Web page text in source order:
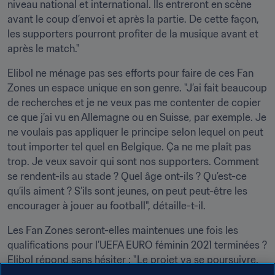
niveau national et international. Ils entreront en scène
avant le coup d’envoi et après la partie. De cette façon,
les supporters pourront profiter de la musique avant et
après le match."
Elibol ne ménage pas ses efforts pour faire de ces Fan
Zones un espace unique en son genre. "J’ai fait beaucoup
de recherches et je ne veux pas me contenter de copier
ce que j’ai vu en Allemagne ou en Suisse, par exemple. Je
ne voulais pas appliquer le principe selon lequel on peut
tout importer tel quel en Belgique. Ça ne me plaît pas
trop. Je veux savoir qui sont nos supporters. Comment
se rendent-ils au stade ? Quel âge ont-ils ? Qu’est-ce
qu’ils aiment ? S’ils sont jeunes, on peut peut-être les
encourager à jouer au football", détaille-t-il.
Les Fan Zones seront-elles maintenues une fois les
qualifications pour l’UEFA EURO féminin 2021 terminées ?
Elibol répond sans hésiter : "Le projet va se poursuivre,